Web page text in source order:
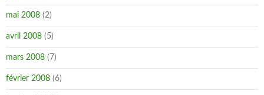
mai 2008 (2)
avril 2008 (5)
mars 2008 (7)
février 2008 (6)